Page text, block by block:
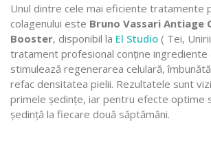
Unul dintre cele mai eficiente tratamente
colagenului este Bruno Vassari Antiage
Booster, disponibil la El Studio ( Tei,
tratament profesional conține ingrediente
stimulează regenerarea celulară,
refac densitatea pielii. Rezultatele sunt
primele ședințe, iar pentru efecte optime
ședință la fiecare două săptămâni.